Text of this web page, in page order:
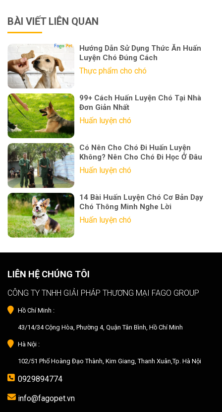
BÀI VIẾT LIÊN QUAN
Hướng Dẫn Sử Dụng Thức Ăn Huấn
Luyện Chó Đúng Cách
Thực phẩm cho chó
99+ Cách Huấn Luyện Chó Tại Nhà
Đơn Giản Nhất
Huấn luyện chó
Có Nên Cho Chó Đi Huấn Luyện
Không? Nên Cho Chó Đi Học Ở Đâu
Huấn luyện chó
14 Bài Huấn Luyện Chó Cơ Bản Dạy
Chó Thông Minh Nghe Lời
Huấn luyện chó
LIÊN HỆ CHÚNG TÔI
CÔNG TY TNHH GIẢI PHÁP THƯƠNG MẠI FAGO GROUP
Hồ Chí Minh :
43/14/34 Cộng Hòa, Phường 4, Quận Tân Bình, Hồ Chí Minh
Hà Nội :
102/51 Phố Hoàng Đạo Thành, Kim Giang, Thanh Xuân,Tp. Hà Nội
0929894774
info@fagopet.vn